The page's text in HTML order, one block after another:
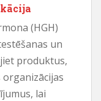
(HGH)
un
produktus,
lai